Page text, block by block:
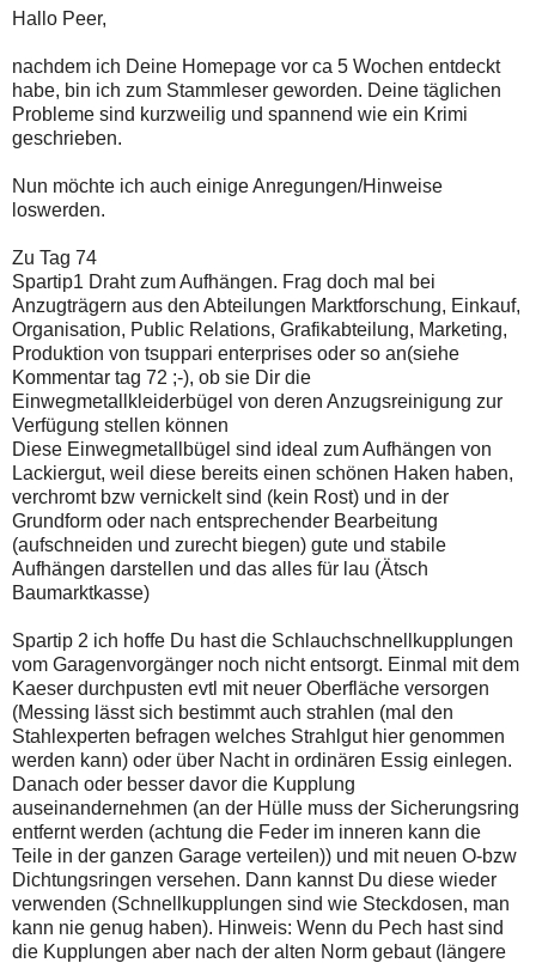
Hallo Peer,
nachdem ich Deine Homepage vor ca 5 Wochen entdeckt
habe, bin ich zum Stammleser geworden. Deine täglichen
Probleme sind kurzweilig und spannend wie ein Krimi
geschrieben.
Nun möchte ich auch einige Anregungen/Hinweise
loswerden.
Zu Tag 74
Spartip1 Draht zum Aufhängen. Frag doch mal bei
Anzugträgern aus den Abteilungen Marktforschung, Einkauf,
Organisation, Public Relations, Grafikabteilung, Marketing,
Produktion von tsuppari enterprises oder so an(siehe
Kommentar tag 72 ;-), ob sie Dir die
Einwegmetallkleiderbügel von deren Anzugsreinigung zur
Verfügung stellen können
Diese Einwegmetallbügel sind ideal zum Aufhängen von
Lackiergut, weil diese bereits einen schönen Haken haben,
verchromt bzw vernickelt sind (kein Rost) und in der
Grundform oder nach entsprechender Bearbeitung
(aufschneiden und zurecht biegen) gute und stabile
Aufhängen darstellen und das alles für lau (Ätsch
Baumarktkasse)
Spartip 2 ich hoffe Du hast die Schlauchschnellkupplungen
vom Garagenvorgänger noch nicht entsorgt. Einmal mit dem
Kaeser durchpusten evtl mit neuer Oberfläche versorgen
(Messing lässt sich bestimmt auch strahlen (mal den
Stahlexperten befragen welches Strahlgut hier genommen
werden kann) oder über Nacht in ordinären Essig einlegen.
Danach oder besser davor die Kupplung
auseinandernehmen (an der Hülle muss der Sicherungsring
entfernt werden (achtung die Feder im inneren kann die
Teile in der ganzen Garage verteilen)) und mit neuen O-bzw
Dichtungsringen versehen. Dann kannst Du diese wieder
verwenden (Schnellkupplungen sind wie Steckdosen, man
kann nie genug haben). Hinweis: Wenn du Pech hast sind
die Kupplungen aber nach der alten Norm gebaut (längere